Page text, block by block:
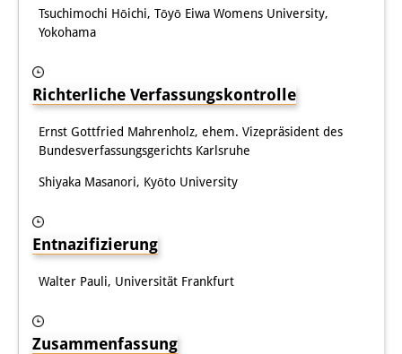
Tsuchimochi Hōichi, Tōyō Eiwa Womens University,
Yokohama
Richterliche Verfassungskontrolle
Ernst Gottfried Mahrenholz, ehem. Vizepräsident des
Bundesverfassungsgerichts Karlsruhe
Shiyaka Masanori, Kyōto University
Entnazifizierung
Walter Pauli, Universität Frankfurt
Zusammenfassung